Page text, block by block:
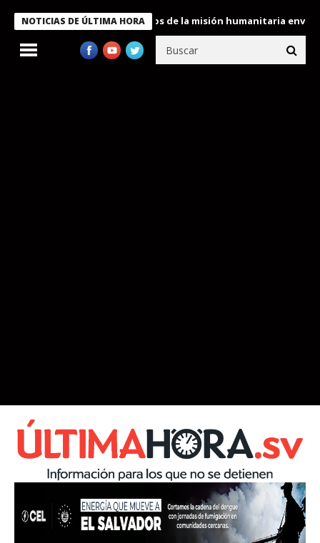
NOTICIAS DE ÚLTIMA HORA
condecora a miembros de la misión humanitaria enviada a